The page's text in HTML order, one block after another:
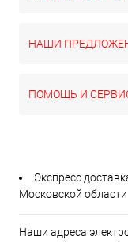
НАШИ
ПОМОЩЬ И
Экспресс
Московской области
Наши адреса